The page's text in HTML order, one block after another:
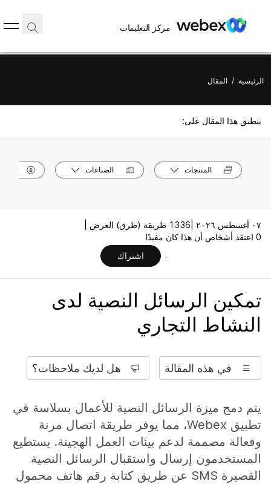
مركز التعليمات
الرئيسية / المقال
ينطبق هذا المقال على:
المنتجات الصناعات
٠٧ أغسطس ٢٠٢٦ |
1336 طريقة (طرق) العرض |
0 اعتقد أشخاص أن هذا كان مفيدًا
اشتراك
تمكين الرسائل النصية لدى
النشاط التجاري
في هذه المقالة هل لديك ملاحظات؟
يتم دمج ميزة الرسائل النصية للأعمال بسلاسة في
تطبيق Webex، مما يوفر طريقة اتصال مرنة
وفعالة مصممة لدعم بيئات العمل الهجينة. يستطيع
المستخدمون إرسال واستقبال الرسائل النصية
القصيرة SMS عن طريق كتابة رقم هاتف محمول